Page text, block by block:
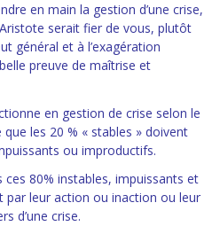
en main la gestion d’une crise,
serait fier de vous, plutôt
général et à l’exagération
preuve de maîtrise et
en gestion de crise selon le
que les 20 % « stables » doivent
ou improductifs.
80% instables, impuissants et
par leur action ou inaction ou leur
d’une crise.